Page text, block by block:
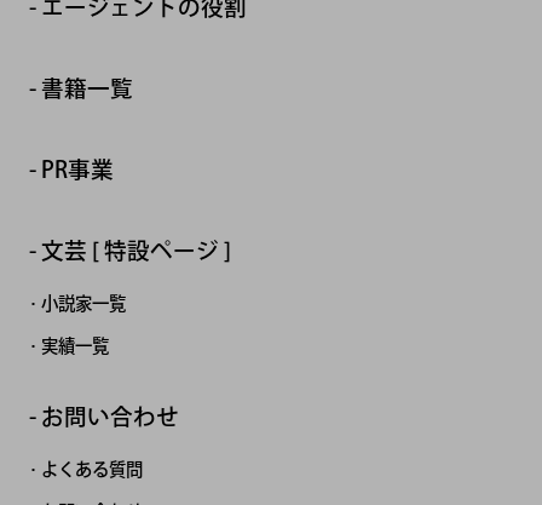
エージェントの役割
書籍一覧
PR事業
文芸 [ 特設ページ ]
小説家一覧
実績一覧
お問い合わせ
よくある質問